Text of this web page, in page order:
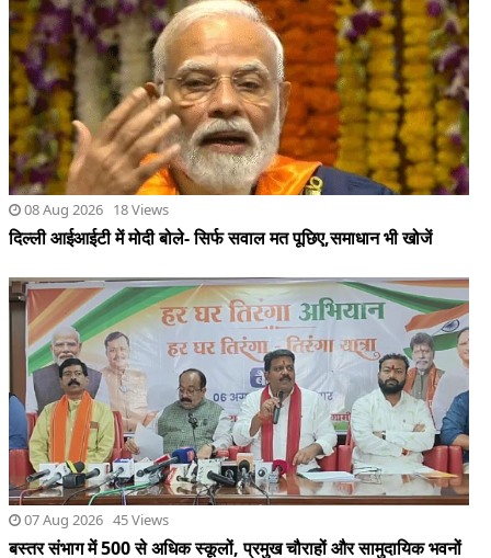
08 Aug 2026 18 Views
दिल्ली आईआईटी में मोदी बोले- सिर्फ सवाल मत पूछिए,समाधान भी खोजें
07 Aug 2026 45 Views
बस्तर संभाग में 500 से अधिक स्कूलों, प्रमुख चौराहों और सामुदायिक भवनों
का नामकरण शहीदों के नाम पर किया जाएगा : शर्मा